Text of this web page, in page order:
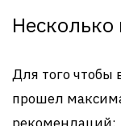
Несколько
Для того чтобы
прошел